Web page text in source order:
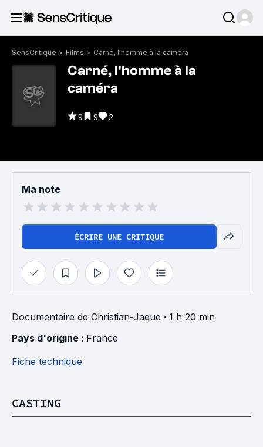
SensCritique > Films > Carné, l'homme à la caméra
Carné, l'homme à la
caméra
9 9 2
Ma note
ÉCRIRE UNE CRITIQUE
Documentaire de Christian-Jaque · 1 h 20 min
Pays d'origine : France
Fiche technique
CASTING